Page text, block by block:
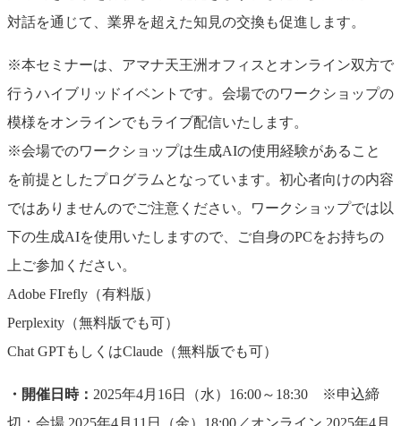
対話を通じて、業界を超えた知見の交換も促進します。
※本セミナーは、アマナ天王洲オフィスとオンライン双方で
行うハイブリッドイベントです。会場でのワークショップの
模様をオンラインでもライブ配信いたします。
※会場でのワークショップは生成AIの使用経験があること
を前提としたプログラムとなっています。初心者向けの内容
ではありませんのでご注意ください。ワークショップでは以
下の生成AIを使用いたしますので、ご自身のPCをお持ちの
上ご参加ください。
Adobe FIrefly（有料版）
Perplexity（無料版でも可）
Chat GPTもしくはClaude（無料版でも可）
・開催日時： 2025年4月16日（水）16:00～18:30 ※申込締
切：会場 2025年4月11日（金）18:00／オンライン 2025年4月